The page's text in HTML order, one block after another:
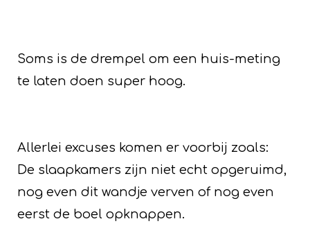
Soms is de drempel om een huis-meting
te laten doen super hoog.
Allerlei excuses komen er voorbij zoals:
De slaapkamers zijn niet echt opgeruimd,
nog even dit wandje verven of nog even
eerst de boel opknappen.